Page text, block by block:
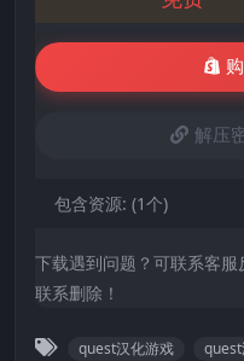
解压
包含资源: (1个)
下载遇到问题？可联系客
联系删除！
quest汉化游戏